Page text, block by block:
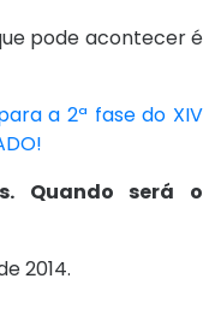
pode acontecer é
a 2ª fase do XIV
Quando será o
2014.